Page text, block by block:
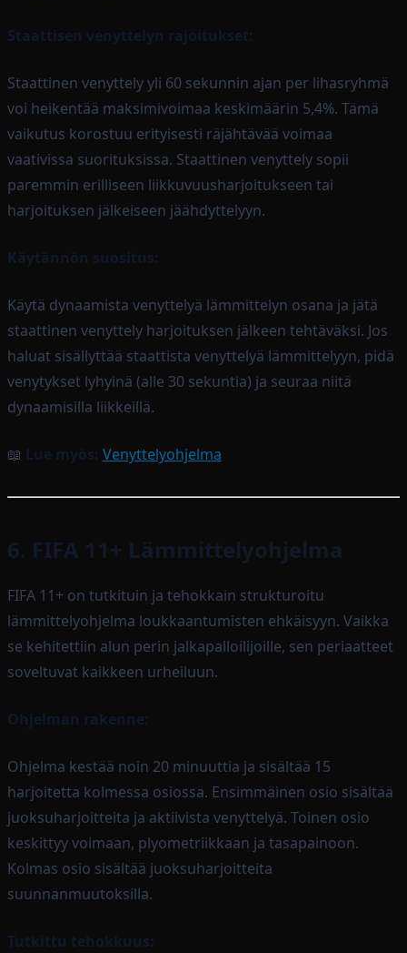
Staattisen venyttelyn rajoitukset:
Staattinen venyttely yli 60 sekunnin ajan per lihasryhmä
voi heikentää maksimivoimaa keskimäärin 5,4%. Tämä
vaikutus korostuu erityisesti räjähtävää voimaa
vaativissa suorituksissa. Staattinen venyttely sopii
paremmin erilliseen liikkuvuusharjoitukseen tai
harjoituksen jälkeiseen jäähdyttelyyn.
Käytännön suositus:
Käytä dynaamista venyttelyä lämmittelyn osana ja jätä
staattinen venyttely harjoituksen jälkeen tehtäväksi. Jos
haluat sisällyttää staattista venyttelyä lämmittelyyn, pidä
venytykset lyhyinä (alle 30 sekuntia) ja seuraa niitä
dynaamisilla liikkeillä.
📖 Lue myös: Venyttelyohjelma
6. FIFA 11+ Lämmittelyohjelma
FIFA 11+ on tutkituin ja tehokkain strukturoitu
lämmittelyohjelma loukkaantumisten ehkäisyyn. Vaikka
se kehitettiin alun perin jalkapalloilijoille, sen periaatteet
soveltuvat kaikkeen urheiluun.
Ohjelman rakenne:
Ohjelma kestää noin 20 minuuttia ja sisältää 15
harjoitetta kolmessa osiossa. Ensimmäinen osio sisältää
juoksuharjoitteita ja aktiivista venyttelyä. Toinen osio
keskittyy voimaan, plyometriikkaan ja tasapainoon.
Kolmas osio sisältää juoksuharjoitteita
suunnanmuutoksilla.
Tutkittu tehokkuus: